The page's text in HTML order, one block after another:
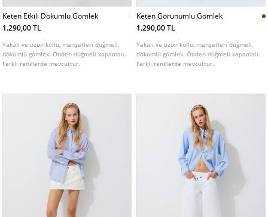
Keten Etkili Dokumlu Gomlek
1.290,00 TL
Yakalı ve uzun kollu, manşetleri düğmeli,
dökümlü gömlek. Önden düğmeli kapamalı.
Farklı renklerde mevcuttur.
Keten Gorunumlu Gomlek
1.290,00 TL
Yakalı ve uzun kollu, manşetleri düğmeli,
dökümlü gömlek. Önden düğmeli kapamalı.
Farklı renklerde mevcuttur.